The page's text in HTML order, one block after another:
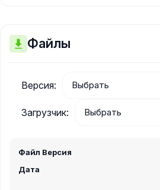
Файлы
Версия:
Загрузчик:
Файл Версия
Дата